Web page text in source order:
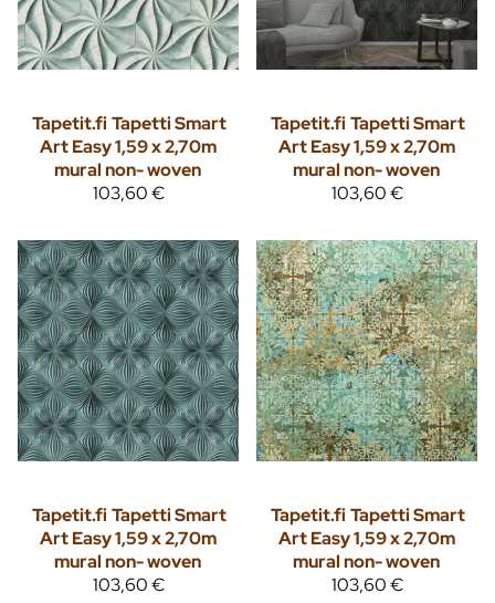
Tapetit.fiTapetti Smart
Art Easy 1,59 x 2,70m
mural non- woven
103,60 €
Tapetit.fiTapetti Smart
Art Easy 1,59 x 2,70m
mural non- woven
103,60 €
Tapetit.fiTapetti Smart
Art Easy 1,59 x 2,70m
mural non- woven
103,60 €
Tapetit.fiTapetti Smart
Art Easy 1,59 x 2,70m
mural non- woven
103,60 €